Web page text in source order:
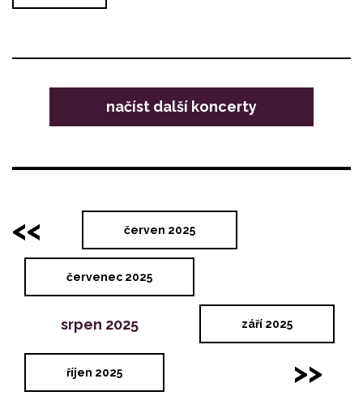
načíst další koncerty
<< červen 2025
červenec 2025
srpen 2025 září 2025
říjen 2025 >>